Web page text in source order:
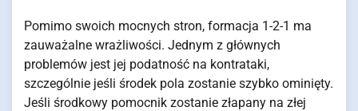
Pomimo swoich mocnych stron, formacja 1-2-1 ma
zauważalne wrażliwości. Jednym z głównych
problemów jest jej podatność na kontrataki,
szczególnie jeśli środek pola zostanie szybko ominięty.
Jeśli środkowy pomocnik zostanie złapany na złej